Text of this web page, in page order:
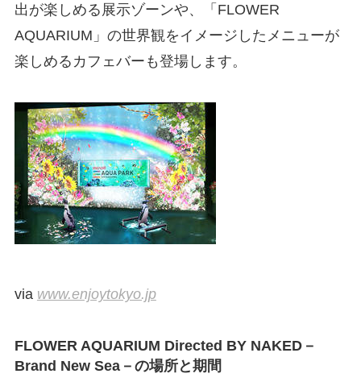
出が楽しめる展示ゾーンや、「FLOWER
AQUARIUM」の世界観をイメージしたメニューが
楽しめるカフェバーも登場します。
via www.enjoytokyo.jp
FLOWER AQUARIUM Directed BY NAKED－
Brand New Sea－の場所と期間